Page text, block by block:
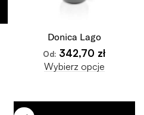
Donica Lago
Od: 342,70 zł
Wybierz opcje